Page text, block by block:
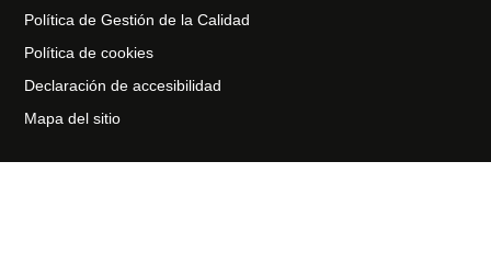
Política de Gestión de la Calidad
Política de cookies
Declaración de accesibilidad
Mapa del sitio